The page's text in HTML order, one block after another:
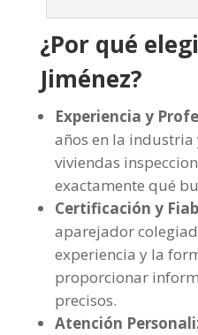
¿Por qué
Jiménez?
Experiencia y
años en la industria
viviendas
exactamente qué
Certificación y
aparejador
experiencia y la
proporcionar
precisos.
Atención